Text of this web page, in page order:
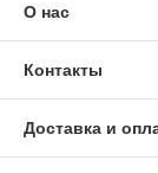
О нас
Контакты
Доставка и